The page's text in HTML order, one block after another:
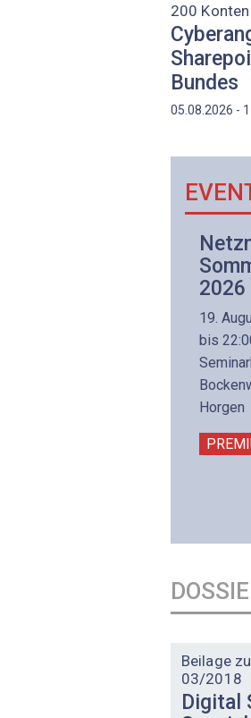
200
Bundes
05.08.2026 -
2026
19.
bis
Horgen
Beilage
03/2018
Digital